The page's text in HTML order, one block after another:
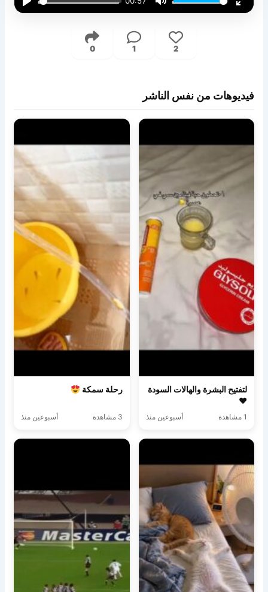
Play Mute
Enter
2
1
0
فيديوهات من نفس الناشر
لتفتيح البشرة والهالات السودة
♥️
1 مشاهدة أسبوعين منذ
رحلة سمكة
3 مشاهدة أسبوعين منذ